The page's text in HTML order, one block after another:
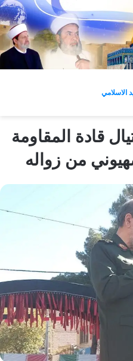
الاسلامي
قادة المقاومة
من زواله